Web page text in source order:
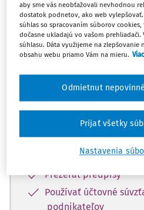
Zatiaľ ste si
Celý dokument je len
Zaregistrujte
zadarmo prístup k
10
Vďaka
Prečítať platené
Prezerať predpisy
Používať účtovné
podnikateľov
aby sme vás neobťažovali nevhodnou
dostatok podnetov, ako web
súhlas so spracovaním súborov
dočasne ukladajú vo vašom prehliadači.
súhlasu. Dáta využijeme na zlepšovanie
obsahu webu priamo Vám na mieru.
Nastavenia
Odmietnut
Prijať všetky